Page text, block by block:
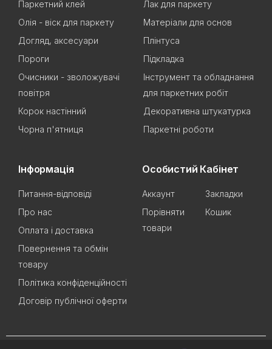
Паркетний клей
Лак для паркету
Олія - віск для паркету
Матеріали для основ
Догляд, аксесуари
Плінтуса
Пороги
Підкладка
Очисники - зволожувачі
повітря
Інструмент та обладнання
для паркетних робіт
Корок настінний
Декоративна штукатурка
Чорна п'ятниця
Паркетні роботи
Інформація
Питання-відповіді
Про нас
Оплата і доставка
Повернення та обмін
товару
Політика конфіденційності
Договір публічної оферти
Особистий Кабінет
Аккаунт
Закладки
Порівняти
товари
Кошик